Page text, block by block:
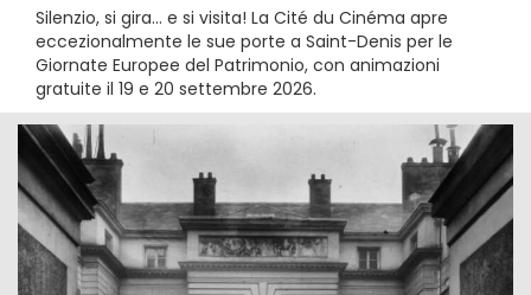
Silenzio, si gira… e si visita! La Cité du Cinéma apre
eccezionalmente le sue porte a Saint-Denis per le
Giornate Europee del Patrimonio, con animazioni
gratuite il 19 e 20 settembre 2026.